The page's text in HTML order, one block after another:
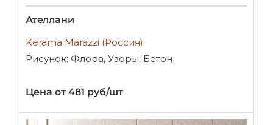
Ателлани
Kerama Marazzi (Россия)
Рисунок: Флора, Узоры, Бетон
Цена от 481 руб/шт